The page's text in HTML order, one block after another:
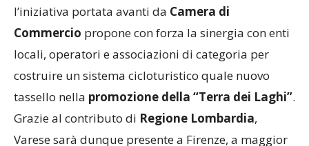
l’iniziativa portata avanti da Camera di
Commercio propone con forza la sinergia con enti
locali, operatori e associazioni di categoria per
costruire un sistema cicloturistico quale nuovo
tassello nella promozione della “Terra dei Laghi”.
Grazie al contributo di Regione Lombardia,
Varese sarà dunque presente a Firenze, a maggior